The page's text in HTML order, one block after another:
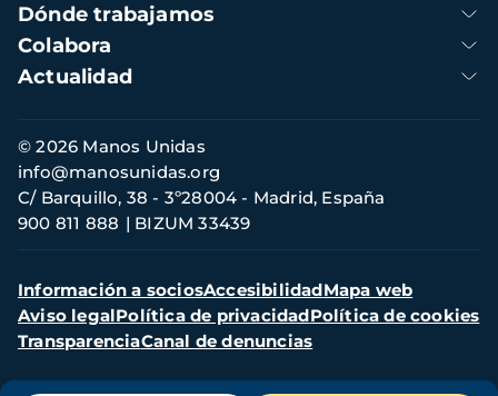
Dónde trabajamos
Colabora
Actualidad
Información
de
contacto
© 2026 Manos Unidas
C/ Barquillo, 38 - 3º28004 - Madrid, España
900 811 888
BIZUM 33439
info@manosunidas.org
Menú
secundario
Información a sociosAccesibilidadMapa web
Aviso legalPolítica de privacidadPolítica de cookies
TransparenciaCanal de denuncias